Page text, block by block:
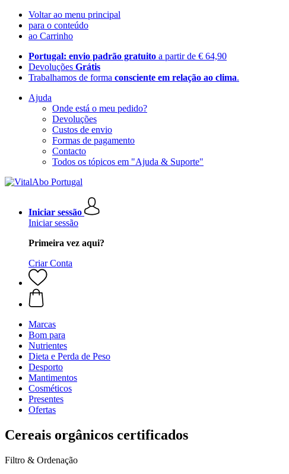
Voltar ao menu principal
para o conteúdo
ao Carrinho
Portugal: envio padrão gratuito a partir de € 64,90
Devoluções Grátis
Trabalhamos de forma consciente em relação ao clima.
Ajuda
Onde está o meu pedido?
Devoluções
Custos de envio
Formas de pagamento
Contacto
Todos os tópicos em "Ajuda & Suporte"
Iniciar sessão
Iniciar sessão
Primeira vez aqui?
Criar Conta
Marcas
Bom para
Nutrientes
Dieta e Perda de Peso
Desporto
Mantimentos
Cosméticos
Presentes
Ofertas
Cereais orgânicos certificados
Filtro & Ordenação